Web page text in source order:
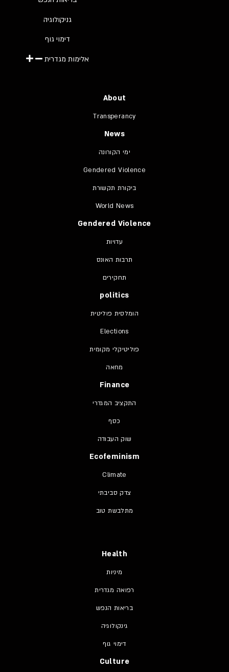
גניקולוגיה
דימוי גוף
אלימות מגדרית
About
Transperancy
News
ימי הקורונה
Gendered Violence
ביקורת תקשורת
World News
Gendered Violence
עדויות
תרבות האונס
תחקירים
politics
הומלסית פוליטית
Elections
פוליטיקלי מקומית
מחאה
Finance
התקציב המגדרי
כסף
שוק העבודה
Ecofeminism
Climate
צדק סביבתי
מתלבשת טוב
Health
מיניות
רפואה מגדרית
בריאות הנפש
גינקולוגיה
דימוי גוף
Culture